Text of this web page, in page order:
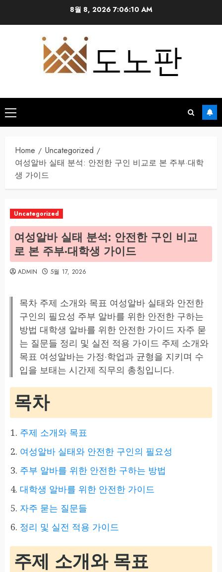
8월 8, 20267:06:11 AM
Primary
Menu
Home
Uncategorized
여성알바 실태 분석: 안전한 구인 비교로 본 주부·대학
생 가이드
Uncategorized
여성알바 실태 분석: 안전한 구인 비교
로 본 주부·대학생 가이드
ADMIN 5월 17, 2026
목차 주제 소개와 목표 여성알바 실태와 안전한
구인의 필요성 주부 알바를 위한 안전한 구하는
방법 대학생 알바를 위한 안전한 가이드 자주 묻
는 질문들 정리 및 실전 적용 가이드 주제 소개와
목표 여성알바는 가정·학업과 균형을 지키며 수
입을 보태는 시간제 직무의 총칭입니다.
목차
주제 소개와 목표
여성알바 실태와 안전한 구인의 필요성
주부 알바를 위한 안전한 구하는 방법
대학생 알바를 위한 안전한 가이드
자주 묻는 질문들
정리 및 실전 적용 가이드
주제 소개와 목표